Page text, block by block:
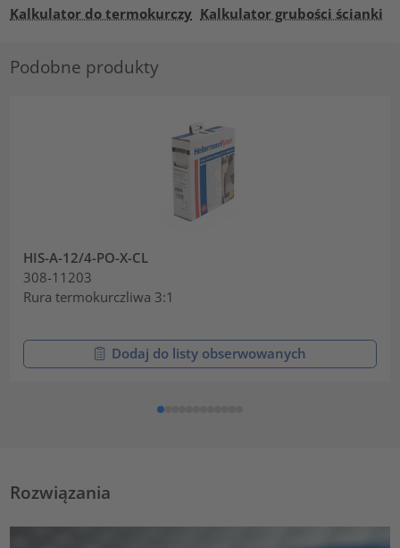
Kalkulator do termokurczy Kalkulator grubości ścianki
Podobne produkty
HIS-A-12/4-PO-X-CL
308-11203
Rura termokurczliwa 3:1
Dodaj do listy obserwowanych
Rozwiązania